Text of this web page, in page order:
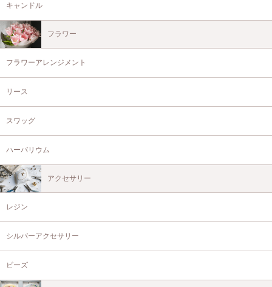
キャンドル
フラワー
フラワーアレンジメント
リース
スワッグ
ハーバリウム
アクセサリー
レジン
シルバーアクセサリー
ビーズ